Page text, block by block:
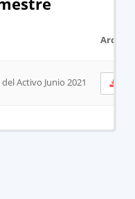
Archivo
Activo Junio 2021